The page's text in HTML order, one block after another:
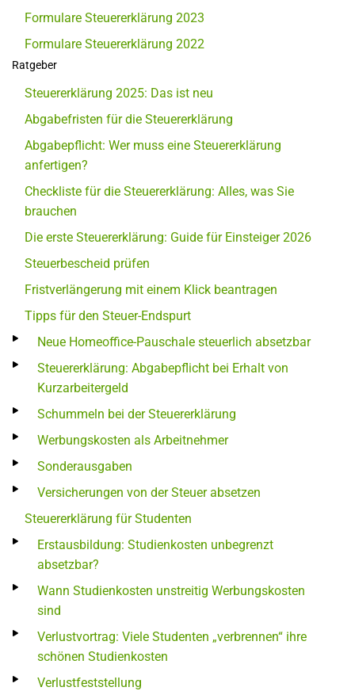
Formulare Steuererklärung 2023
Formulare Steuererklärung 2022
Ratgeber
Steuererklärung 2025: Das ist neu
Abgabefristen für die Steuererklärung
Abgabepflicht: Wer muss eine Steuererklärung
anfertigen?
Checkliste für die Steuererklärung: Alles, was Sie
brauchen
Die erste Steuererklärung: Guide für Einsteiger 2026
Steuerbescheid prüfen
Fristverlängerung mit einem Klick beantragen
Tipps für den Steuer-Endspurt
Neue Homeoffice-Pauschale steuerlich absetzbar
Steuererklärung: Abgabepflicht bei Erhalt von
Kurzarbeitergeld
Schummeln bei der Steuererklärung
Werbungskosten als Arbeitnehmer
Sonderausgaben
Versicherungen von der Steuer absetzen
Steuererklärung für Studenten
Erstausbildung: Studienkosten unbegrenzt
absetzbar?
Wann Studienkosten unstreitig Werbungskosten
sind
Verlustvortrag: Viele Studenten „verbrennen“ ihre
schönen Studienkosten
Verlustfeststellung